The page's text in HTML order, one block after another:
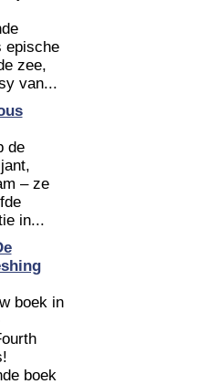
epische
zee,
van...
de
– ze
in...
boek in
boek